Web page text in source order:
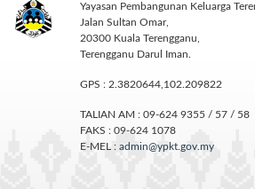
Yayasan Pembangunan Keluarga
Jalan Sultan Omar,
20300 Kuala Terengganu,
Terengganu Darul Iman.
GPS : 2.3820644,102.209822
TALIAN AM : 09-624 9355 / 57 / 58
FAKS : 09-624 1078
E-MEL : admin@ypkt.gov.my